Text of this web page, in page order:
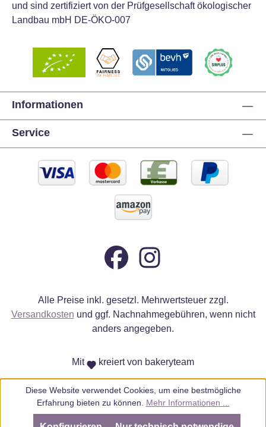
und sind zertifiziert von der Prüfgesellschaft ökologischer
Landbau mbH DE-ÖKO-007
Informationen
Service
Alle Preise inkl. gesetzl. Mehrwertsteuer zzgl.
Versandkosten und ggf. Nachnahmegebühren, wenn nicht
anders angegeben.
Mit kreiert von bakeryteam
Diese Website verwendet Cookies, um eine bestmögliche
Erfahrung bieten zu können. Mehr Informationen ...